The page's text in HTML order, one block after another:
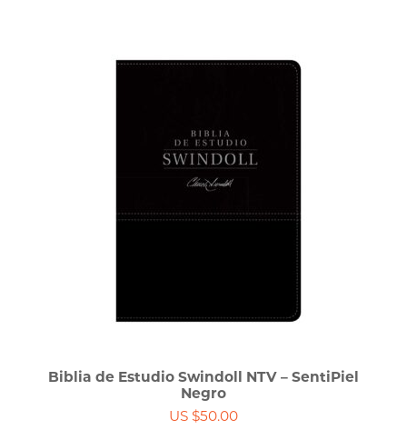
Biblia de Estudio Swindoll NTV – SentiPiel
Negro
US $50.00